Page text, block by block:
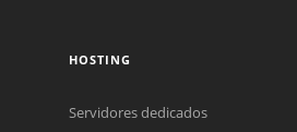
HOSTING
Servidores dedicados